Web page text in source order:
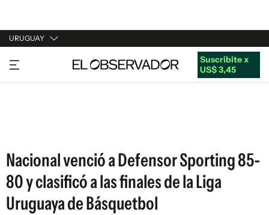
URUGUAY
URUGUAY
ARGENTINA
Suscribite x
US$ 3,45
Nacional venció a Defensor Sporting 85-
80 y clasificó a las finales de la Liga
Uruguaya de Básquetbol